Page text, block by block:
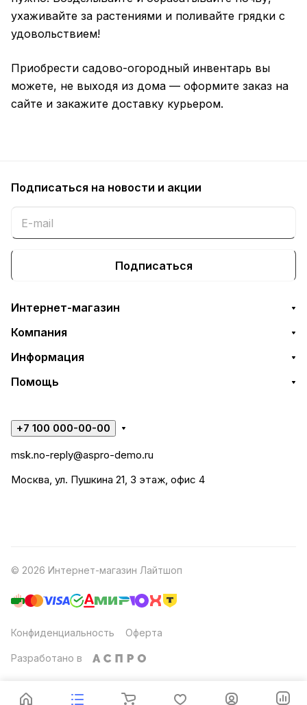
ухаживайте за растениями и поливайте грядки с
удовольствием!
Приобрести садово-огородный инвентарь вы
можете, не выходя из дома — оформите заказ на
сайте и закажите доставку курьером.
Подписаться на новости и акции
Подписаться
Интернет-магазин
Компания
Информация
Помощь
+7 100 000-00-00
msk.no-reply@aspro-demo.ru
Москва, ул. Пушкина 21, 3 этаж, офис 4
© 2026 Интернет-магазин Лайтшоп
Конфиденциальность Оферта
Разработано в